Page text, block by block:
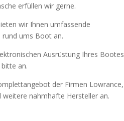
erfüllen wir gerne.
wir Ihnen umfassende
rund ums Boot an.
Ausrüstung Ihres Bootes
an.
der Firmen Lowrance,
weitere nahmhafte Hersteller an.